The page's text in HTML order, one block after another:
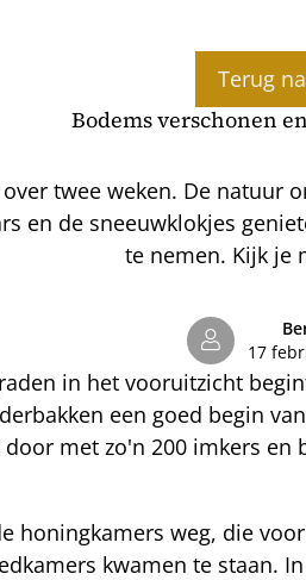
Terug
Bodems verschonen
twee weken. De natuur
en de sneeuwklokjes
te nemen. Kijk je
17
in het vooruitzicht
een goed begin
met zo'n 200 imkers
honingkamers weg, die
kwamen te staan.